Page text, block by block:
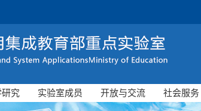
究 实验室成员 开放与交流 社会服务